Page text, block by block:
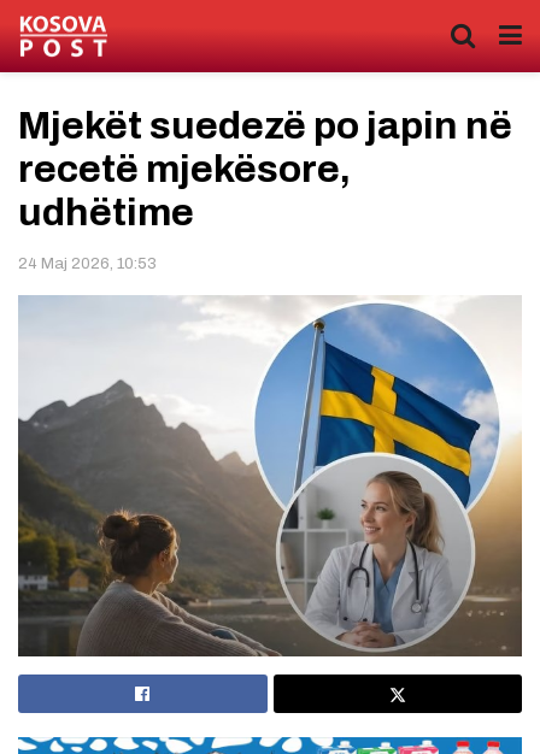
Mjekët suedezë po japin në
recetë mjekësore,
udhëtime
24 Maj 2026, 10:53